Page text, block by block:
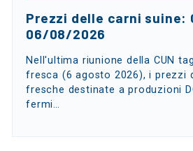
Prezzi delle carni suine:
06/08/2026
Nell'ultima riunione della CUN
fresca (6 agosto 2026), i prezzi
fresche destinate a produzioni
fermi…